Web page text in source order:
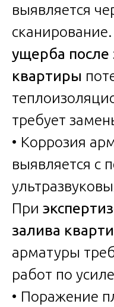
выявляется
ущерба после
квартиры
требует
• Коррозия
выявляется с
При
залива
арматуры
работ по
• Поражение